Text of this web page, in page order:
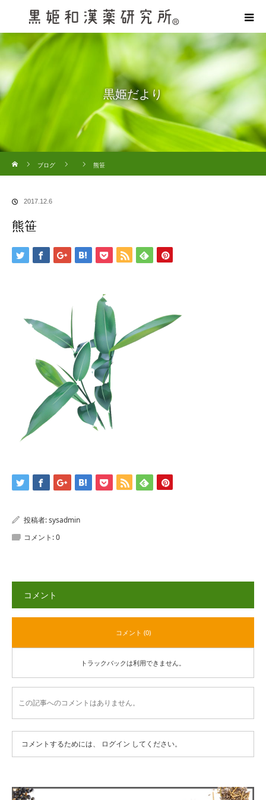
黒姫だより
ブログ
熊笹
2017.12.6
熊笹
投稿者:sysadmin
コメント:0
コメント
コメント (0)
トラックバックは利用できません。
この記事へのコメントはありません。
コメントするためには、 ログイン してください。